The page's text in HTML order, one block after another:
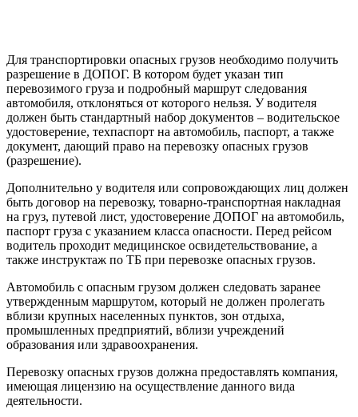
Для транспортировки опасных грузов необходимо получить
разрешение в ДОПОГ. В котором будет указан тип
перевозимого груза и подробный маршрут следования
автомобиля, отклоняться от которого нельзя. У водителя
должен быть стандартный набор документов – водительское
удостоверение, техпаспорт на автомобиль, паспорт, а также
документ, дающий право на перевозку опасных грузов
(разрешение).
Дополнительно у водителя или сопровождающих лиц должен
быть договор на перевозку, товарно-транспортная накладная
на груз, путевой лист, удостоверение ДОПОГ на автомобиль,
паспорт груза с указанием класса опасности. Перед рейсом
водитель проходит медицинское освидетельствование, а
также инструктаж по ТБ при перевозке опасных грузов.
Автомобиль с опасным грузом должен следовать заранее
утвержденным маршрутом, который не должен пролегать
вблизи крупных населенных пунктов, зон отдыха,
промышленных предприятий, вблизи учреждений
образования или здравоохранения.
Перевозку опасных грузов должна предоставлять компания,
имеющая лицензию на осуществление данного вида
деятельности.